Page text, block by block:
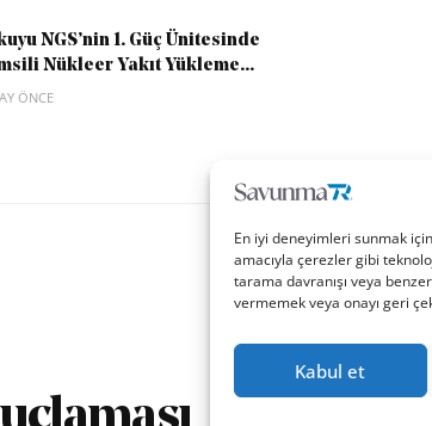
En iyi deneyimleri sunmak
amacıyla çerezler gibi
tarama davranışı veya
vermemek veya onayı geri
Kabul et
NGS’nin 1. Güç Ünitesinde
Nükleer Yakıt Yükleme...
ÖNCE